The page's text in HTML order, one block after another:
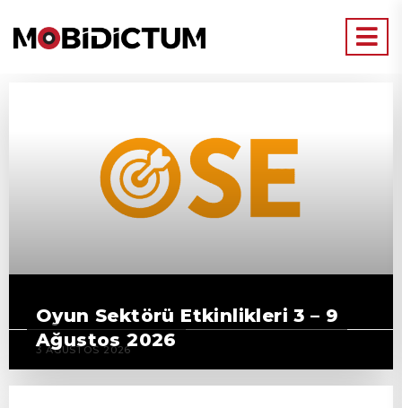
Oyun Sektörü Etkinlikleri 3 – 9
Ağustos 2026
3 AĞUSTOS 2026